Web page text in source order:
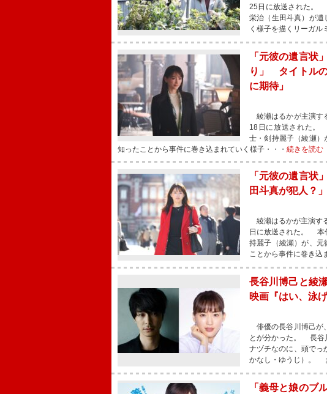
25日に放送された。
栄治（生田斗真）が遺
く様子を描くリーガル
「元彼の遺言状
り」 タイトル
に期待」
綾瀬はるかが主演す
18日に放送された。
士・剣持麗子（綾瀬）
知ったことから事件に巻き込まれていく様子・・・ 続きを読む
「元彼の遺言
田斗真が犯人？
綾瀬はるかが主演す
日に放送された。 本
持麗子（綾瀬）が、元
ことから事件に巻き込
長谷川博己と綾
映画『はい、泳
俳優の長谷川博己が
とが分かった。 長谷
ナヅチなのに、頭でっ
かなし・ゆうじ）。
「義母と娘のブ